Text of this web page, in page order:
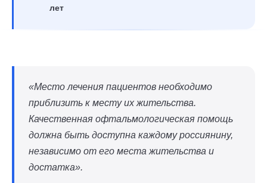
лет
«Место лечения пациентов необходимо
приблизить к месту их жительства.
Качественная офтальмологическая помощь
должна быть доступна каждому россиянину,
независимо от его места жительства и
достатка».